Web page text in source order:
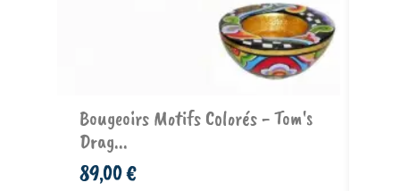
Bougeoirs Motifs Colorés - Tom's
Drag...
89,00 €